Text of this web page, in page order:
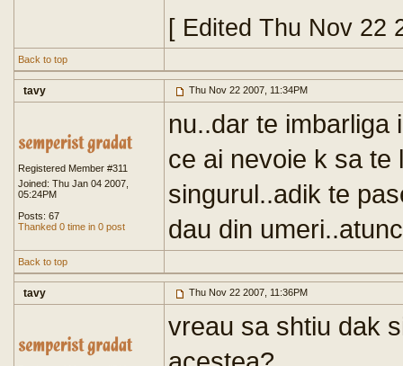
[ Edited Thu Nov 22
Back to top
tavy Thu Nov 22 2007, 11:34PM
Registered Member #311
Joined: Thu Jan 04 2007,
05:24PM
Posts: 67
Thanked 0 time in 0 post
nu..dar te imbarliga
ce ai nevoie k sa te
singurul..adik te
dau din
Back to top
tavy Thu Nov 22 2007, 11:36PM
vreau sa shtiu dak